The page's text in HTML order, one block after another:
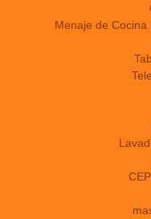
Menaje de